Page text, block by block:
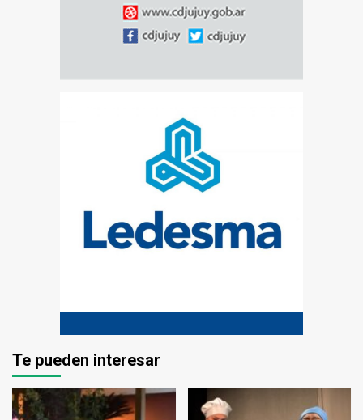
Te pueden interesar